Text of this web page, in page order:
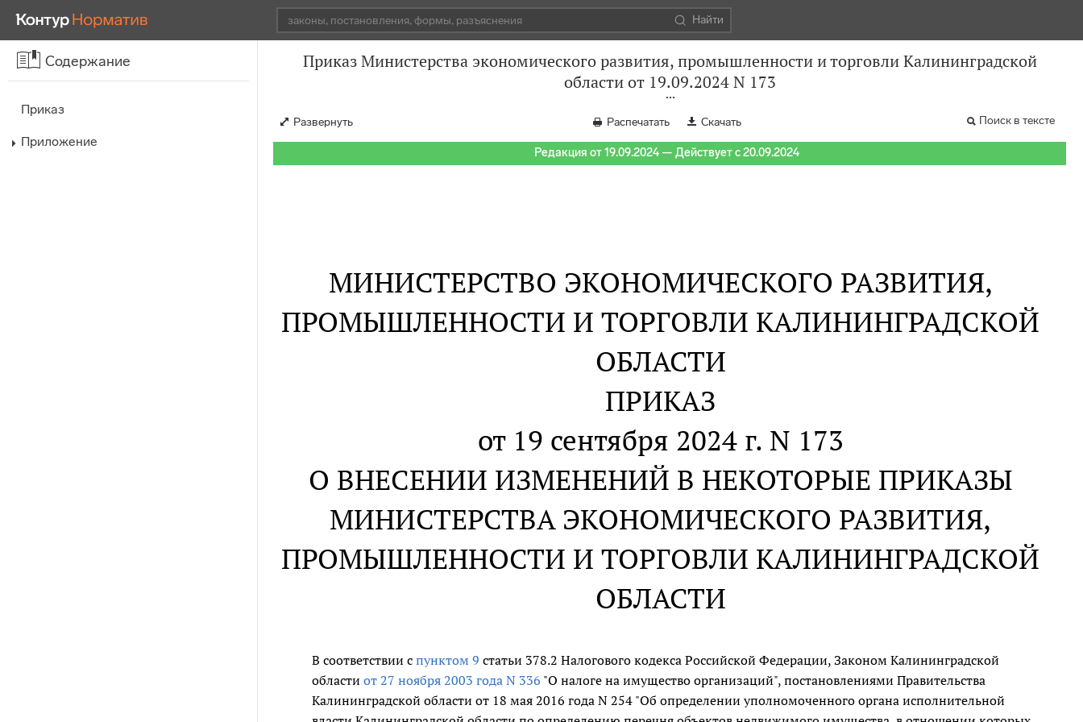
Найти
Содержание
Приказ
Приложение
Приказ Министерства экономического развития, промышленности и торговли Калининградской
области от 19.09.2024 N 173
Развернуть Распечатать Скачать Поиск в тексте
Редакция от 19.09.2024 — Действует с 20.09.2024
МИНИСТЕРСТВО ЭКОНОМИЧЕСКОГО РАЗВИТИЯ,
ПРОМЫШЛЕННОСТИ И ТОРГОВЛИ КАЛИНИНГРАДСКОЙ
ОБЛАСТИ
ПРИКАЗ
от 19 сентября 2024 г. N 173
О ВНЕСЕНИИ ИЗМЕНЕНИЙ В НЕКОТОРЫЕ ПРИКАЗЫ
МИНИСТЕРСТВА ЭКОНОМИЧЕСКОГО РАЗВИТИЯ,
ПРОМЫШЛЕННОСТИ И ТОРГОВЛИ КАЛИНИНГРАДСКОЙ
ОБЛАСТИ
В соответствии спунктом 9 статьи 378.2 Налогового кодекса Российской Федерации, Законом Калининградской
областиот 27 ноября 2003 года N 336 "О налоге на имущество организаций", постановлениями Правительства
Калининградской области от 18 мая 2016 года N 254 "Об определении уполномоченного органа исполнительной